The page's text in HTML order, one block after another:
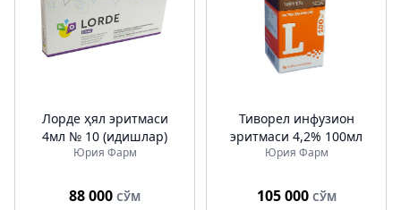
Лорде ҳял эритмаси
4мл № 10 (идишлар)
Юрия Фарм
88 000 СЎМ
Тиворел инфузион
эритмаси 4,2% 100мл
Юрия Фарм
105 000 СЎМ